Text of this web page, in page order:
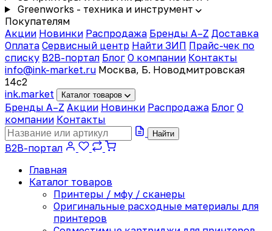
Greenworks - техника и инструмент
Покупателям
Акции Новинки Распродажа Бренды A–Z Доставка
Оплата Сервисный центр Найти ЗИП Прайс-чек по
списку B2B-портал Блог О компании Контакты
info@ink-market.ru Москва, Б. Новодмитровская
14с2
ink.market Каталог товаров
Бренды A–Z Акции Новинки Распродажа Блог О
компании Контакты
Найти
B2B-портал
Главная
Каталог товаров
Принтеры / мфу / сканеры
Оригинальные расходные материалы для
принтеров